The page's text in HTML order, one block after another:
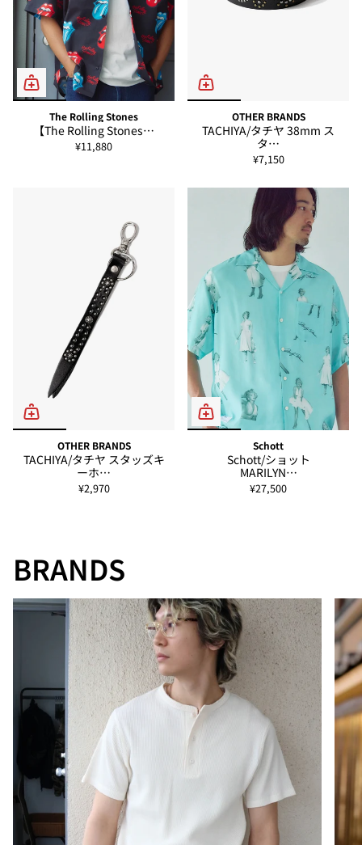
The Rolling Stones
【The Rolling Stones…
¥11,880
OTHER BRANDS
TACHIYA/タチヤ 38mm ス
タ…
¥7,150
OTHER BRANDS
TACHIYA/タチヤ スタッズキ
ーホ…
¥2,970
Schott
Schott/ショット
MARILYN…
¥27,500
BRANDS